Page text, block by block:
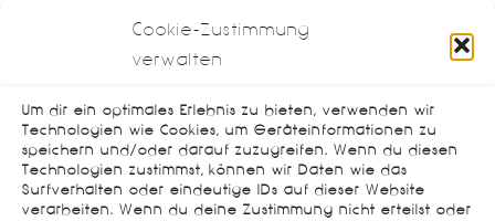
Cookie-Zustimmung
verwalten
Um dir ein optimales Erlebnis zu bieten, verwenden wir
Technologien wie Cookies, um Geräteinformationen zu
speichern und/oder darauf zuzugreifen. Wenn du diesen
Technologien zustimmst, können wir Daten wie das
Surfverhalten oder eindeutige IDs auf dieser Website
verarbeiten. Wenn du deine Zustimmung nicht erteilst oder